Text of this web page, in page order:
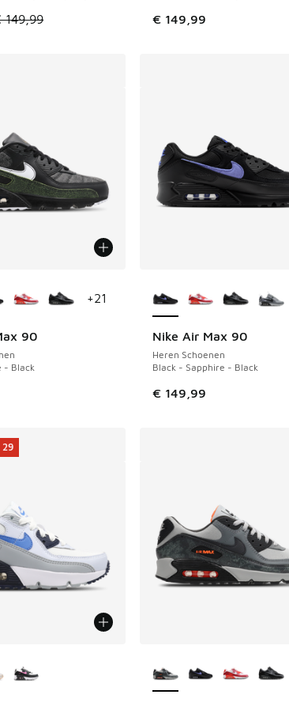
in de uitverkoop. Dit artikel is in de aanbieding
149,99 € 149,99
90
- Black
+21
Nike Air Max 90
Heren Schoenen
Black - Sapphire - Black
€ 149,99
29